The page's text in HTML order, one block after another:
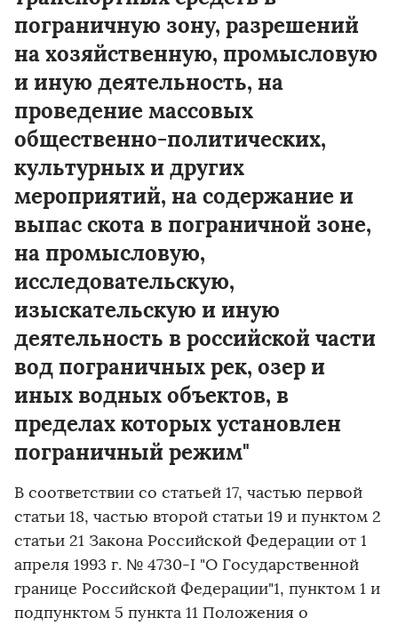
пограничную зону, разрешений
на хозяйственную, промысловую
и иную деятельность, на
проведение массовых
общественно-политических,
культурных и других
мероприятий, на содержание и
выпас скота в пограничной зоне,
на промысловую,
исследовательскую,
изыскательскую и иную
деятельность в российской части
вод пограничных рек, озер и
иных водных объектов, в
пределах которых установлен
пограничный режим"
В соответствии со статьей 17, частью первой
статьи 18, частью второй статьи 19 и пунктом 2
статьи 21 Закона Российской Федерации от 1
апреля 1993 г. № 4730-I "О Государственной
границе Российской Федерации"1, пунктом 1 и
подпунктом 5 пункта 11 Положения о